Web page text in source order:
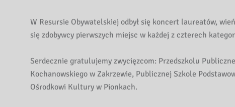
W Resursie Obywatelskiej odbył się koncert laureatów,
się zdobywcy pierwszych miejsc w każdej z czterech
Serdecznie gratulujemy zwycięzcom: Przedszkolu
Kochanowskiego w Zakrzewie, Publicznej Szkole
Ośrodkowi Kultury w Pionkach.